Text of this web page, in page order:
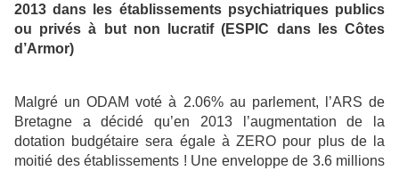
2013 dans les établissements psychiatriques publics
ou privés à but non lucratif (ESPIC dans les Côtes
d’Armor)
Malgré un ODAM voté à 2.06% au parlement, l’ARS de
Bretagne a décidé qu’en 2013 l’augmentation de la
dotation budgétaire sera égale à ZERO pour plus de la
moitié des établissements ! Une enveloppe de 3.6 millions